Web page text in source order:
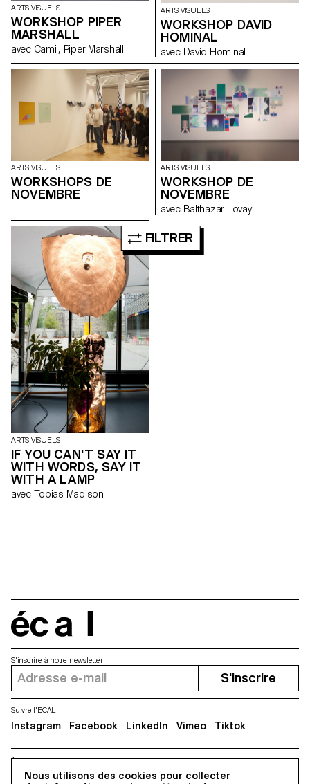
ARTS VISUELS
WORKSHOP PIPER
MARSHALL
avec Camil, Piper Marshall
ARTS VISUELS
WORKSHOP DAVID
HOMINAL
avec David Hominal
ARTS VISUELS
WORKSHOPS DE
NOVEMBRE
ARTS VISUELS
WORKSHOP DE
NOVEMBRE
avec Balthazar Lovay
ARTS VISUELS
IF YOU CAN'T SAY IT
WITH WORDS, SAY IT
WITH A LAMP
avec Tobias Madison
FILTRER
Nous utilisons des cookies pour collecter
Adresse
5, avenue du Temple, CH-1020 Renens
S'inscrire à notre newsletter
S'inscrire
Suivre l'ECAL
Instagram Facebook LinkedIn Vimeo Tiktok